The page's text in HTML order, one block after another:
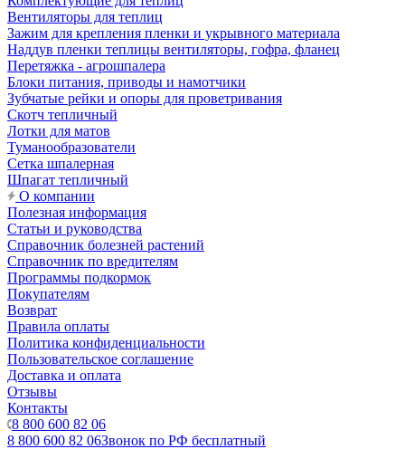
Вентиляторы для теплиц
Зажим для крепления пленки и укрывного материала
Наддув пленки теплицы вентиляторы, гофра, фланец
Перетяжка - агрошпалера
Блоки питания, приводы и намотчики
Зубчатые рейки и опоры для проветривания
Скотч тепличный
Лотки для матов
Туманообразователи
Сетка шпалерная
Шпагат тепличный
О компании
Полезная информация
Статьи и руководства
Справочник болезней растений
Справочник по вредителям
Программы подкормок
Покупателям
Возврат
Правила оплаты
Политика конфиденциальности
Пользовательское соглашение
Доставка и оплата
Отзывы
Контакты
8 800 600 82 06
8 800 600 82 06Звонок по РФ бесплатный